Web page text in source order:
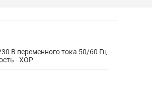
В переменного тока 50/60 Гц
- ХОР